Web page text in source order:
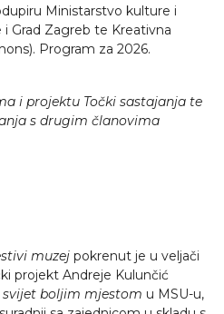
Ministarstvo kulture i
Grad Zagreb te Kreativna
Program za 2026.
i projektu Točki sastajanja te
s drugim članovima
muzej pokrenut je u veljači
projekt Andreje Kulunčić
svijet boljim mjestom u MSU-u,